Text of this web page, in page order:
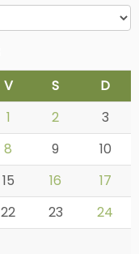
V S
D
1
2
3
8 9
10
15 16
17
22 23
24